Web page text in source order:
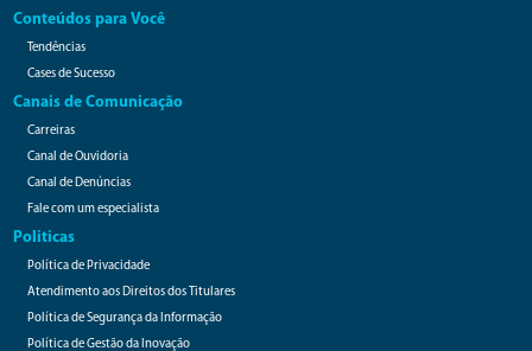
Conteúdos para Você
Tendências
Cases de Sucesso
Canais de Comunicação
Carreiras
Canal de Ouvidoria
Canal de Denúncias
Fale com um especialista
Politicas
Política de Privacidade
Atendimento aos Direitos dos Titulares
Política de Segurança da Informação
Política de Gestão da Inovação